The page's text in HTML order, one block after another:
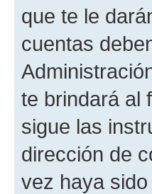
que te le
cuentas
te brindará al
sigue las
dirección de
vez haya